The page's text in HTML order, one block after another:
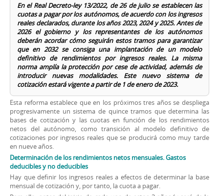
En el Real Decreto-ley 13/2022, de 26 de julio se establecen las
cuotas a pagar por los autónomos, de acuerdo con los ingresos
reales declarados, durante los años 2023, 2024 y 2025. Antes de
2026 el gobierno y los representantes de los autónomos
deberán acordar cómo seguirán estos tramos para garantizar
que en 2032 se consiga una implantación de un modelo
definitivo de rendimientos por ingresos reales. La misma
norma amplía la protección por cese de actividad, además de
introducir nuevas modalidades. Este nuevo sistema de
cotización estará vigente a partir de 1 de enero de 2023.
Esta reforma establece que en los próximos tres años se despliega
progresivamente un sistema de quince tramos que determina las
bases de cotización y las cuotas en función de los rendimientos
netos del autónomo, como transición al modelo definitivo de
cotizaciones por ingresos reales que se producirá como muy tarde
en nueve años.
Determinación de los rendimientos netos mensuales. Gastos
deducibles y no deducibles
Hay que definir los ingresos reales a efectos de determinar la base
mensual de cotización y, por tanto, la cuota a pagar.